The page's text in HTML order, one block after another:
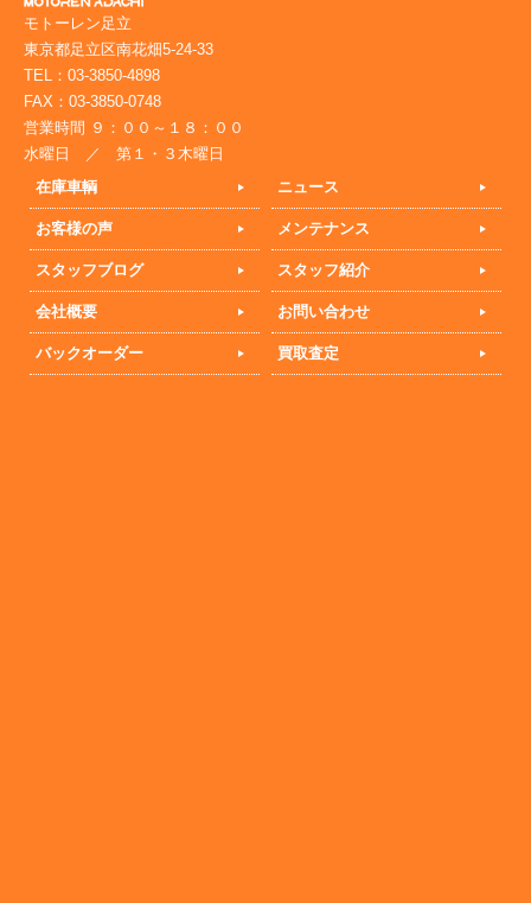
モトーレン足立
東京都足立区南花畑5-24-33
TEL：03-3850-4898
FAX：03-3850-0748
営業時間 ９：００～１８：００
水曜日 ／ 第１・３木曜日
在庫車輌
ニュース
お客様の声 メンテナンス
スタッフブログ スタッフ紹介
会社概要 お問い合わせ
バックオーダー 買取査定